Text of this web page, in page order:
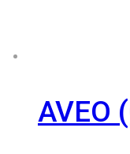
AVEO